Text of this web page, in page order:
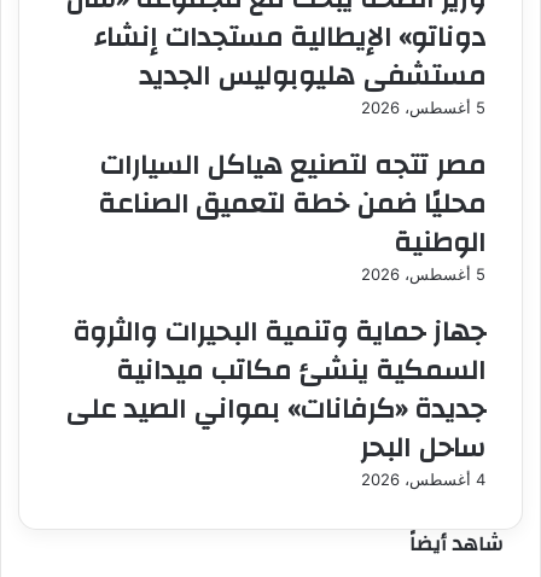
دوناتو» الإيطالية مستجدات إنشاء
مستشفى هليوبوليس الجديد
5 أغسطس، 2026
مصر تتجه لتصنيع هياكل السيارات
محليًا ضمن خطة لتعميق الصناعة
الوطنية
5 أغسطس، 2026
جهاز حماية وتنمية البحيرات والثروة
السمكية ينشئ مكاتب ميدانية
جديدة «كرفانات» بمواني الصيد على
ساحل البحر
4 أغسطس، 2026
شاهد أيضاً